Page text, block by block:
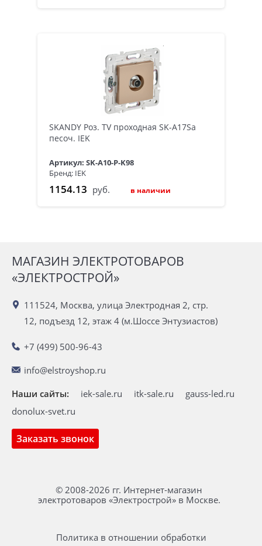
SKANDY Роз. TV проходная SK-A17Sa
песоч. IEK
Артикул: SK-A10-P-K98
Бренд: IEK
1154.13 руб. в наличии
МАГАЗИН ЭЛЕКТРОТОВАРОВ
«ЭЛЕКТРОСТРОЙ»
111524, Москва, улица Электродная 2, стр.
12, подъезд 12, этаж 4 (м.Шоссе Энтузиастов)
+7 (499) 500-96-43
info@elstroyshop.ru
Заказать звонок
Наши сайты: iek-sale.ru itk-sale.ru
gauss-led.ru
donolux-svet.ru
© 2008-2026 гг. Интернет-магазин
электротоваров «Электрострой» в Москве.
Политика в отношении обработки